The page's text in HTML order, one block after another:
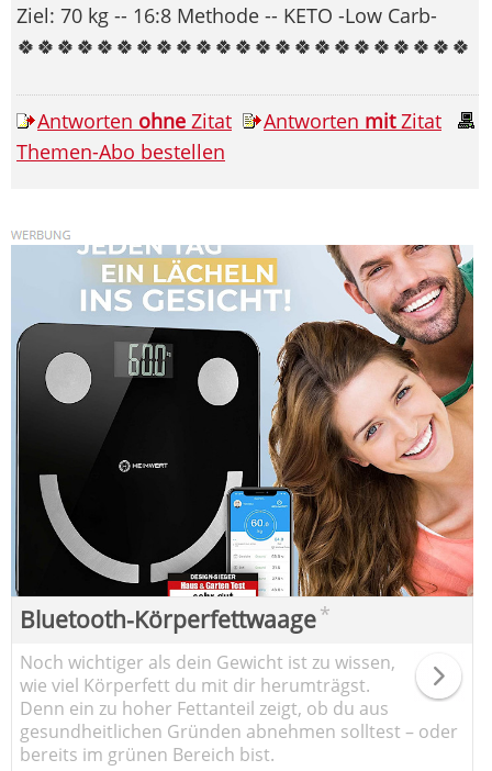
Ziel: 70 kg -- 16:8 Methode -- KETO -Low Carb-
🍀🍀🍀🍀🍀🍀🍀🍀🍀🍀🍀🍀🍀🍀🍀🍀🍀🍀🍀🍀🍀🍀🍀
Antworten ohne Zitat Antworten mitZitat
Themen-Abo bestellen
Bluetooth-Körperfettwaage*
Noch wichtiger als dein Gewicht ist zu wissen,
wie viel Körperfett du mit dir herumträgst.
Denn ein zu hoher Fettanteil zeigt, ob du aus
gesundheitlichen Gründen abnehmen solltest – oder
bereits im grünen Bereich bist.